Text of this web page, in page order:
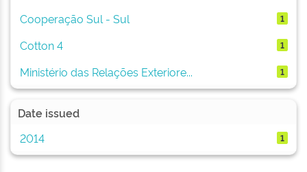
Cooperação Sul - Sul 1
Cotton 4 1
Ministério das Relações Exteriore... 1
Date issued
2014
1